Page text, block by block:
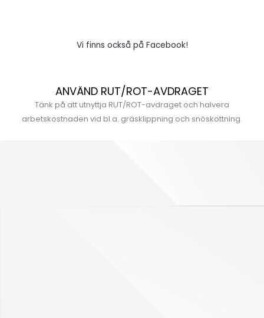
Vi finns också på Facebook!
ANVÄND RUT/ROT-AVDRAGET
Tänk på att utnyttja RUT/ROT-avdraget och halvera
arbetskostnaden vid bl.a. gräsklippning och snöskottning.